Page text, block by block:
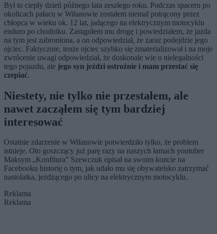
Był to ciepły dzień późnego lata zeszłego roku. Podczas spaceru po
okolicach pałacu w Wilanowie zostałem niemal potrącony przez
chłopca w wieku ok. 12 lat, jadącego na elektrycznym motocyklu
enduro po chodniku. Zastąpiłem mu drogę i powiedziałem, że jazda
na tym jest zabroniona, a on odpowiedział, że zaraz podejdzie jego
ojciec. Faktycznie, tenże ojciec szybko się zmaterializował i na moje
zwrócenie uwagi odpowiedział, że doskonale wie o nielegalności
tego pojazdu, ale jego syn jeździ ostrożnie i mam przestać się
czepiać.
Niestety, nie tylko nie przestałem, ale
nawet zacząłem się tym bardziej
interesować
Ostatnie zdarzenie w Wilanowie potwierdziło tylko, że problem
istnieje. Oto goszczący już parę razy na naszych łamach youtuber
Maksym „Konfitura” Szewczuk opisał na swoim koncie na
Facebooku historię o tym, jak udało mu się obywatelsko zatrzymać
nastolatka, jeżdżącego po ulicy na elektrycznym motocyklu.
Reklama
Reklama